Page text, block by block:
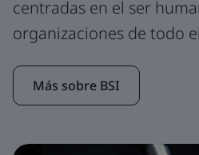
centradas en el ser
organizaciones de todo
Más sobre BSI